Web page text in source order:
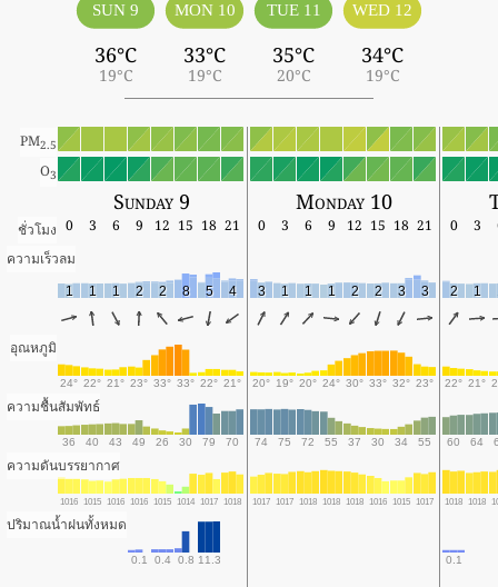
SUN 9
36°C
19°C
MON 10
33°C
19°C
TUE 11
35°C
20°C
WED 12
34°C
19°C
PM2.5
O3
Sunday 9 Monday 10
ชั่วโมง 0 3 6 9 12 15 18 21 0 3 6 9 12 15 18 21 0 3
ความเร็วลม
1 1 1 2 2 8 5 4 3 1 1 1 2 2 3 3 2 1
อุณหภูมิ
24° 22° 21° 23° 33° 33° 22° 21° 20° 19° 20° 24° 30° 33° 32° 23° 22° 21°
ความชื้นสัมพัทธ์
36 40 43 49 26 30 79 70 74 75 72 55 37 30 34 55 60 64
ความดันบรรยากาศ
1016 1015 1016 1016 1015 1014 1017 1018 1017 1017 1018 1018 1018 1016 1015 1017 1018 1018
ปริมาณน้ำฝนทั้งหมด
0.1 0.4 0.8 11.3 0.1